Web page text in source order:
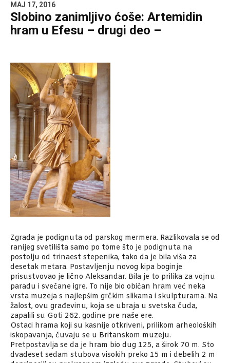
MAJ 17, 2016
Slobino zanimljivo ćoše: Artemidin
hram u Efesu – drugi deo –
Zgrada je podignuta od parskog mermera. Razlikovala se od
ranijeg svetilišta samo po tome što je podignuta na
postolju od trinaest stepenika, tako da je bila viša za
desetak metara. Postavljenju novog kipa boginje
prisustvovao je lično Aleksandar. Bila je to prilika za vojnu
paradu i svečane igre. To nije bio običan hram već neka
vrsta muzeja s najlepšim grčkim slikama i skulpturama. Na
žalost, ovu građevinu, koja se ubraja u svetska čuda,
zapalili su Goti 262. godine pre naše ere.
Ostaci hrama koji su kasnije otkriveni, prilikom arheoloških
iskopavanja, čuvaju se u Britanskom muzeju.
Pretpostavlja se da je hram bio dug 125, a širok 70 m. Sto
dvadeset sedam stubova visokih preko 15 m i debelih 2 m